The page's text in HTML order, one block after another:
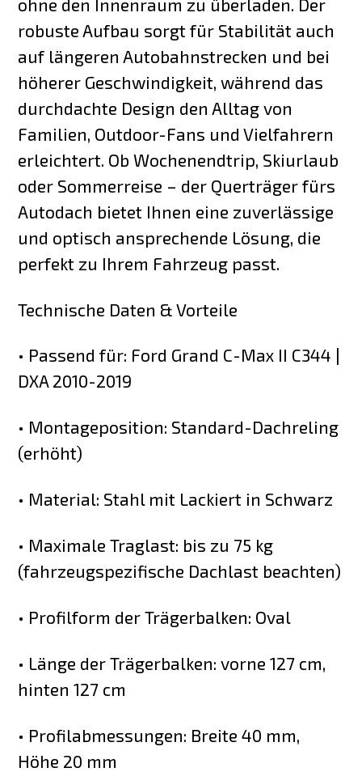
ohne den Innenraum zu überladen. Der
robuste Aufbau sorgt für Stabilität auch
auf längeren Autobahnstrecken und bei
höherer Geschwindigkeit, während das
durchdachte Design den Alltag von
Familien, Outdoor-Fans und Vielfahrern
erleichtert. Ob Wochenendtrip, Skiurlaub
oder Sommerreise – der Querträger fürs
Autodach bietet Ihnen eine zuverlässige
und optisch ansprechende Lösung, die
perfekt zu Ihrem Fahrzeug passt.
Technische Daten & Vorteile
• Passend für: Ford Grand C-Max II C344 |
DXA 2010-2019
• Montageposition: Standard-Dachreling
(erhöht)
• Material: Stahl mit Lackiert in Schwarz
• Maximale Traglast: bis zu 75 kg
(fahrzeugspezifische Dachlast beachten)
• Profilform der Trägerbalken: Oval
• Länge der Trägerbalken: vorne 127 cm,
hinten 127 cm
• Profilabmessungen: Breite 40 mm,
Höhe 20 mm